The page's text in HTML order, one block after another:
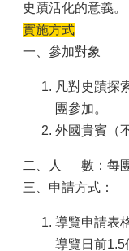
史蹟活化的意義。
實施方式
一、參加對象
凡對史蹟探
團參加。
外國貴賓（
二、人 數：每團
三、申請方式：
導覽申請表
導覽日前1.5